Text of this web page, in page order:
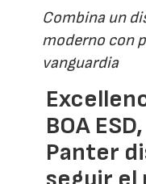
Combina un
moderno con
vanguardia
BOA
Panter